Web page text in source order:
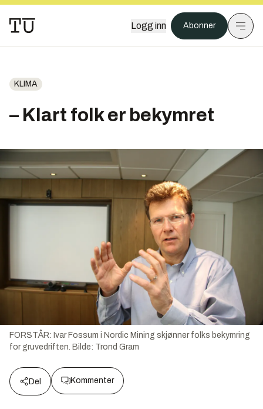
Logg inn Abonner
KLIMA
– Klart folk er bekymret
FORSTÅR: Ivar Fossum i Nordic Mining skjønner folks bekymring
for gruvedriften. Bilde: Trond Gram
Del Kommenter